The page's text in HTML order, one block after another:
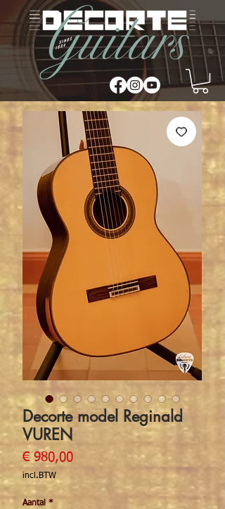
Decorte model Reginald
VUREN
€ 980,00Prijs
incl.BTW
Aantal *